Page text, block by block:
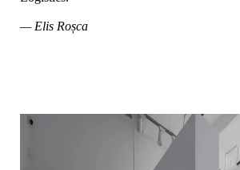
— Elis Roșca